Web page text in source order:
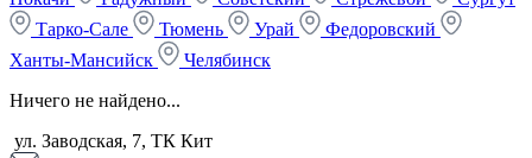
Тарко-Сале
Тюмень Урай
Федоровский
Ханты-Мансийск
Челябинск
Ничего не найдено...
ул. Заводская, 7, ТК Кит